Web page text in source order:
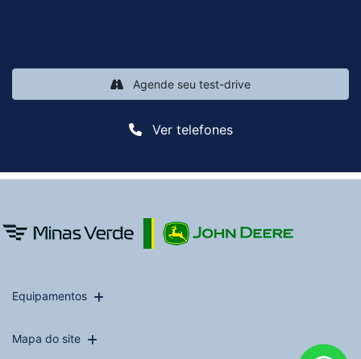
Ver telefones
Agende seu test-drive
Equipamentos
Mapa do site